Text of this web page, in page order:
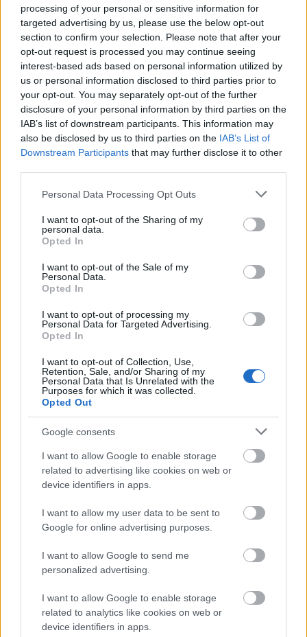
processing of your personal or sensitive information for
targeted advertising by us, please use the below opt-out
section to confirm your selection. Please note that after your
opt-out request is processed you may continue seeing
interest-based ads based on personal information utilized by
us or personal information disclosed to third parties prior to
your opt-out. You may separately opt-out of the further
disclosure of your personal information by third parties on the
IAB’s list of downstream participants. This information may
also be disclosed by us to third parties on the IAB’s List of
Downstream Participants that may further disclose it to other
Please note that this website/app uses one or more Google
not limited to your visit or usage behaviour. You may click to
grant or deny consent to Google and its third-party tags to
use your data for below specified purposes in below Google
consent section.
Personal Data Processing Opt Outs
I want to opt-out of the Sharing of my
personal data.
Opted In
I want to opt-out of the Sale of my
Personal Data.
Opted In
I want to opt-out of processing my
Personal Data for Targeted Advertising.
Opted In
I want to opt-out of Collection, Use,
Retention, Sale, and/or Sharing of my
Personal Data that Is Unrelated with the
Purposes for which it was collected.
Opted Out
Google consents
I want to allow Google to enable storage
related to advertising like cookies on web or
device identifiers in apps.
I want to allow my user data to be sent to
Google for online advertising purposes.
I want to allow Google to send me
personalized advertising.
I want to allow Google to enable storage
related to analytics like cookies on web or
device identifiers in apps.
2021 Hans Christer Holund, Norge
2023 Simen Hegstad Krüger, Norge
10 KM
1991 Terje Langli, Norge
1993 Sture Sivertsen, Norge
1995 Vladimir Smirnov, Kazakstan
1999 Mika Myllylä, Finland
ER KLÆBO like sulten på gull når det blir 10 km klassisk?
FAVORITTER
Martin Løwstrøm Nyenget, Norge
Styrket etter sølv i skiathlon. Den kanskje
sterkeste klassiske løpere på det norske laget. Har
også vunnet internasjonalt i denne stilarten.
Nyenget har også en fordel med individuell start.
Da betyr ikke Klæbos spurt like mye. Har bare
startet to ganger i VM-sammenheng.
2. Harald Østberg Amundsen, Norge
Var absolutt ikke i toppen i klassisk som yngre
løper. Men fjorårets verdenscupvinner har gjort